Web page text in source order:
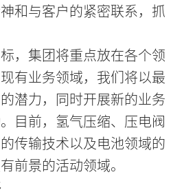
和与客户的紧密联系，抓
，集团将重点放在各个领
有业务领域，我们将以最
潜力，同时开展新的业务
目前，氢气压缩、压电阀
传输技术以及电池领域的
前景的活动领域。